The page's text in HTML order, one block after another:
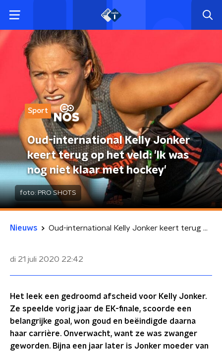
Sport
Oud-international Kelly Jonker
keert terug op het veld: 'Ik was
nog niet klaar met hockey'
foto: PRO SHOTS
Nieuws Oud-international Kelly Jonker keert terug op het veld: 'Ik was nog niet klaar met hockey'
di 21 juli 2020 22:42
Het leek een gedroomd afscheid voor Kelly Jonker.
Ze speelde vorig jaar de EK-finale, scoorde een
belangrijke goal, won goud en beëindigde daarna
haar carrière. Onverwacht, want ze was zwanger
geworden. Bijna een jaar later is Jonker moeder van